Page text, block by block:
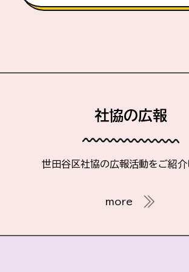
社協の広報
世田谷区社協の広報活動をご紹介
more